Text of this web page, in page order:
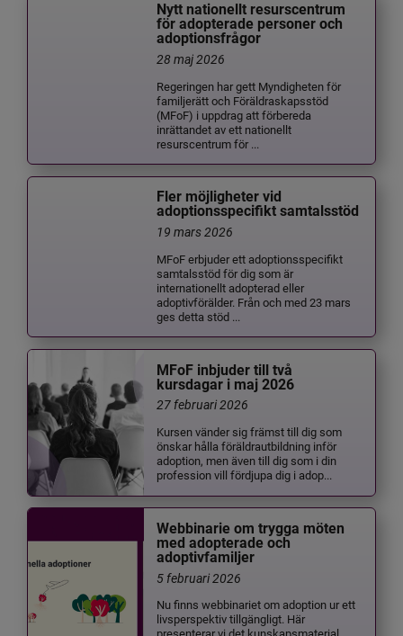
Nytt nationellt resurscentrum
för adopterade personer och
adoptionsfrågor
28 maj 2026
Regeringen har gett Myndigheten för
familjerätt och Föräldraskapsstöd
(MFoF) i uppdrag att förbereda
inrättandet av ett nationellt
resurscentrum för ...
Fler möjligheter vid
adoptionsspecifikt samtalsstöd
19 mars 2026
MFoF erbjuder ett adoptionsspecifikt
samtalsstöd för dig som är
internationellt adopterad eller
adoptivförälder. Från och med 23 mars
ges detta stöd ...
MFoF inbjuder till två
kursdagar i maj 2026
27 februari 2026
Kursen vänder sig främst till dig som
önskar hålla föräldrautbildning inför
adoption, men även till dig som i din
profession vill fördjupa dig i adop...
Webbinarie om trygga möten
med adopterade och
adoptivfamiljer
5 februari 2026
Nu finns webbinariet om adoption ur ett
livsperspektiv tillgängligt. Här